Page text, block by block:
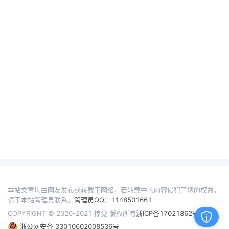
本站文章均由网友发布或转载于网络，若转载中的内容侵犯了您的权益，
请于本站管理员联系。 管理员QQ：1148501661
COPYRIGHT © 2020-2021 惊觉 版权所有浙ICP备17021862号
浙公网安备 33010602008536号